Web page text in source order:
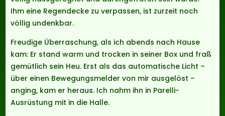
Ihm eine Regendecke zu verpassen, ist zurzeit noch
völlig undenkbar.
Freudige Überraschung, als ich abends nach Hause
kam: Er stand warm und trocken in seiner Box und fraß
gemütlich sein Heu. Erst als das automatische Licht –
über einen Bewegungsmelder von mir ausgelöst –
anging, kam er heraus. Ich nahm ihn in Parelli-
Ausrüstung mit in die Halle.